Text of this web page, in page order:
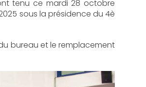
tenu ce mardi 28 octobre
sous la présidence du 4è
bureau et le remplacement